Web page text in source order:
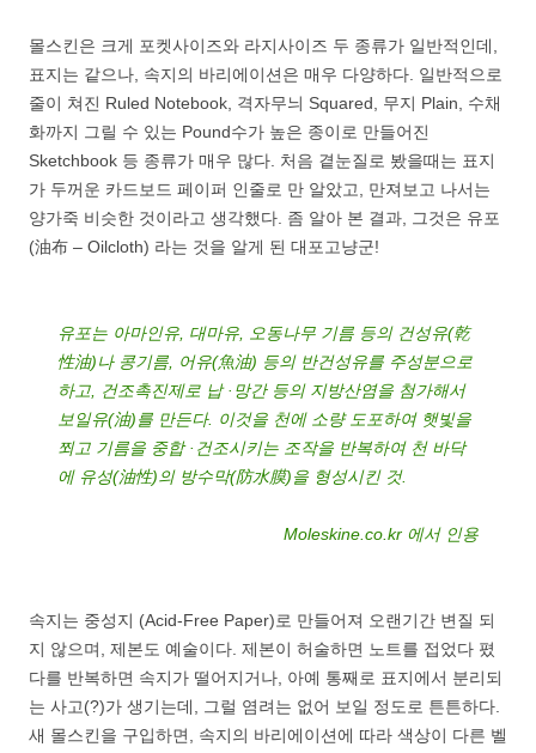
몰스킨은 크게 포켓사이즈와 라지사이즈 두 종류가 일반적인데,
표지는 같으나, 속지의 바리에이션은 매우 다양하다. 일반적으로
줄이 쳐진 Ruled Notebook, 격자무늬 Squared, 무지 Plain, 수채
화까지 그릴 수 있는 Pound수가 높은 종이로 만들어진
Sketchbook 등 종류가 매우 많다. 처음 곁눈질로 봤을때는 표지
가 두꺼운 카드보드 페이퍼 인줄로 만 알았고, 만져보고 나서는
양가죽 비슷한 것이라고 생각했다. 좀 알아 본 결과, 그것은 유포
(油布 – Oilcloth) 라는 것을 알게 된 대포고냥군!
유포는 아마인유, 대마유, 오동나무 기름 등의 건성유(乾
性油)나 콩기름, 어유(魚油) 등의 반건성유를 주성분으로
하고, 건조촉진제로 납 ·망간 등의 지방산염을 첨가해서
보일유(油)를 만든다. 이것을 천에 소량 도포하여 햇빛을
쬐고 기름을 중합 ·건조시키는 조작을 반복하여 천 바닥
에 유성(油性)의 방수막(防水膜)을 형성시킨 것.
Moleskine.co.kr 에서 인용
속지는 중성지 (Acid-Free Paper)로 만들어져 오랜기간 변질 되
지 않으며, 제본도 예술이다. 제본이 허술하면 노트를 접었다 폈
다를 반복하면 속지가 떨어지거나, 아예 통째로 표지에서 분리되
는 사고(?)가 생기는데, 그럴 염려는 없어 보일 정도로 튼튼하다.
새 몰스킨을 구입하면, 속지의 바리에이션에 따라 색상이 다른 벨